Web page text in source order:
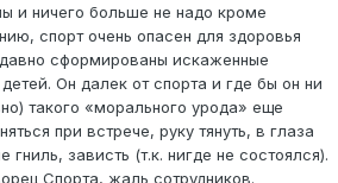
и ничего больше не надо кроме
спорт очень опасен для здоровья
сформированы искаженные
Он далек от спорта и где бы он ни
такого «морального урода» еще
при встрече, руку тянуть, в глаза
зависть (т.к. нигде не состоялся).
Спорта, жаль сотрудников.